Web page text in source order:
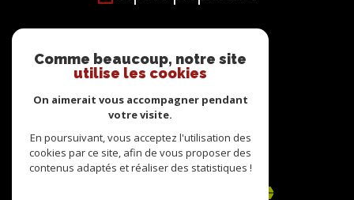
suivre
NOUS
adhérons
Comme beaucoup, notre site
utilise les cookies
On aimerait vous accompagner pendant
votre visite.
En poursuivant, vous acceptez l'utilisation des
cookies par ce site, afin de vous proposer des
contenus adaptés et réaliser des statistiques !